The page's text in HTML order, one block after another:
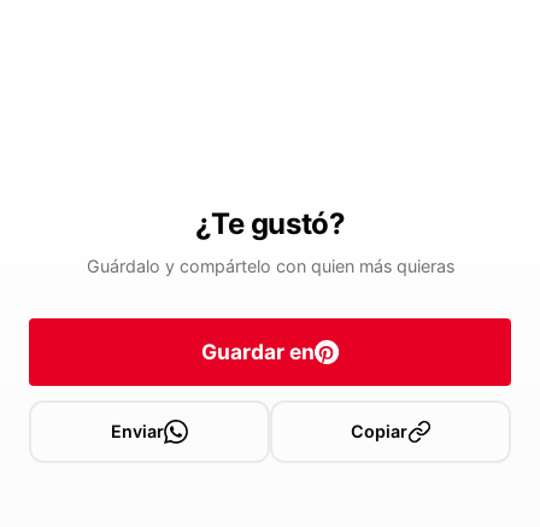
¿Te gustó?
Guárdalo y compártelo con quien más quieras
Guardar en
Enviar Copiar